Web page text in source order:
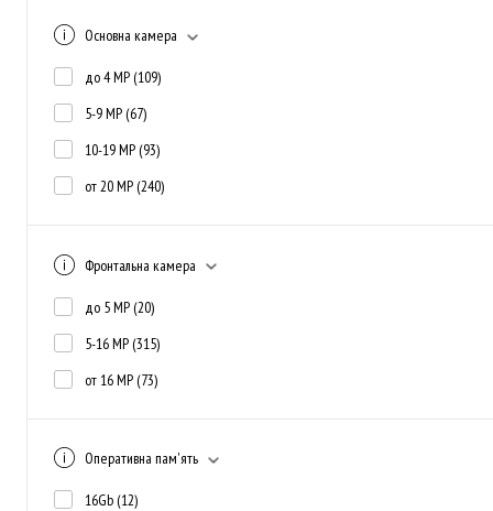
Основна камера
до 4 MP (109)
5-9 MP (67)
10-19 MP (93)
от 20 MP (240)
Фронтальна камера
до 5 MP (20)
5-16 MP (315)
от 16 MP (73)
Оперативна пам'ять
16Gb (12)